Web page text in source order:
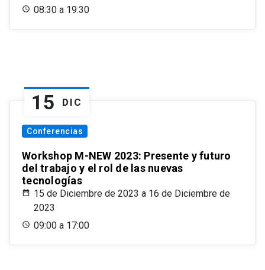
08:30 a 19:30
15 DIC
Conferencias
Workshop M-NEW 2023: Presente y futuro
del trabajo y el rol de las nuevas
tecnologías
15 de Diciembre de 2023 a 16 de Diciembre de
2023
09:00 a 17:00